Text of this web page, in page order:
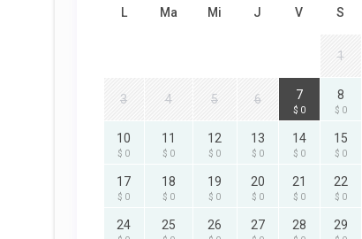
L Ma Mi J V S
1
3 4 5 6 7
$ 0
8
$ 0
10
$ 0
11
$ 0
12
$ 0
13
$ 0
14
$ 0
15
$ 0
17
$ 0
18
$ 0
19
$ 0
20
$ 0
21
$ 0
22
$ 0
24 25 26 27 28 29